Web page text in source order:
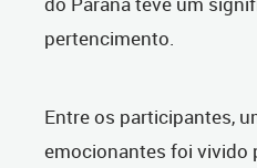
pertencimento.
Entre os participantes,
emocionantes foi vivido